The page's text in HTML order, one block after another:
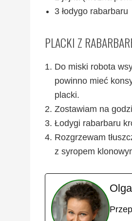
3 łodygo rabarbaru
PLACKI Z
Do miski robota
powinno mieć
placki.
Zostawiam na
Łodygi rabarbaru
Rozgrzewam
z syropem